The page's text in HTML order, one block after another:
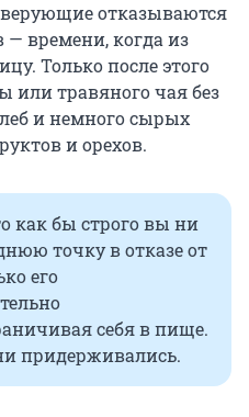
верующие отказываются
— времени, когда из
Только после этого
или травяного чая без
и немного сырых
и орехов.
как бы строго вы ни
точку в отказе от
его
себя в пище.
придерживались.